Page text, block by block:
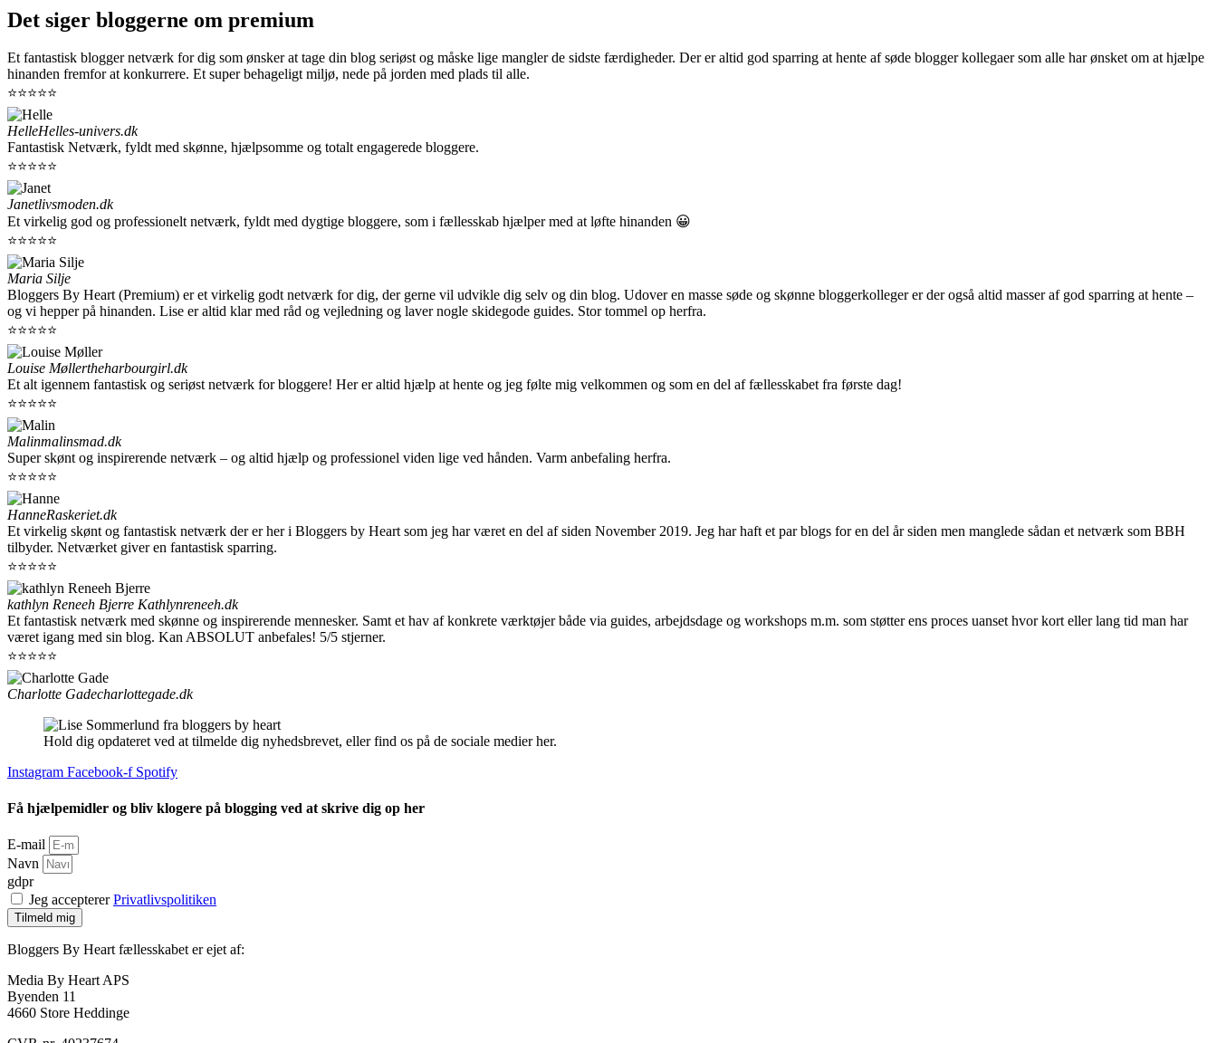
Det siger bloggerne om premium
Et fantastisk blogger netværk for dig som ønsker at tage din blog seriøst og måske lige mangler de sidste færdigheder. Der er altid god sparring at hente af søde blogger kollegaer som alle har ønsket om at hjælpe
hinanden fremfor at konkurrere. Et super behageligt miljø, nede på jorden med plads til alle.
⭐⭐⭐⭐⭐
HelleHelles-univers.dk
Fantastisk Netværk, fyldt med skønne, hjælpsomme og totalt engagerede bloggere.
⭐⭐⭐⭐⭐
Janetlivsmoden.dk
Et virkelig god og professionelt netværk, fyldt med dygtige bloggere, som i fællesskab hjælper med at løfte hinanden 😀
⭐⭐⭐⭐⭐
Maria Silje
Bloggers By Heart (Premium) er et virkelig godt netværk for dig, der gerne vil udvikle dig selv og din blog. Udover en masse søde og skønne bloggerkolleger er der også altid masser af god sparring at hente –
og vi hepper på hinanden. Lise er altid klar med råd og vejledning og laver nogle skidegode guides. Stor tommel op herfra.
⭐⭐⭐⭐⭐
Louise Møllertheharbourgirl.dk
Et alt igennem fantastisk og seriøst netværk for bloggere! Her er altid hjælp at hente og jeg følte mig velkommen og som en del af fællesskabet fra første dag!
⭐⭐⭐⭐⭐
Malinmalinsmad.dk
Super skønt og inspirerende netværk – og altid hjælp og professionel viden lige ved hånden. Varm anbefaling herfra.
⭐⭐⭐⭐⭐
HanneRaskeriet.dk
Et virkelig skønt og fantastisk netværk der er her i Bloggers by Heart som jeg har været en del af siden November 2019. Jeg har haft et par blogs for en del år siden men manglede sådan et netværk som BBH
tilbyder. Netværket giver en fantastisk sparring.
⭐⭐⭐⭐⭐
kathlyn Reneeh Bjerre Kathlynreneeh.dk
Et fantastisk netværk med skønne og inspirerende mennesker. Samt et hav af konkrete værktøjer både via guides, arbejdsdage og workshops m.m. som støtter ens proces uanset hvor kort eller lang tid man har
været igang med sin blog. Kan ABSOLUT anbefales! 5/5 stjerner.
⭐⭐⭐⭐⭐
Charlotte Gadecharlottegade.dk
Hold dig opdateret ved at tilmelde dig nyhedsbrevet, eller find os på de sociale medier her.
Instagram Facebook-f Spotify
Få hjælpemidler og bliv klogere på blogging ved at skrive dig op her
E-mail
Navn
gdpr
Jeg acceptererPrivatlivspolitiken
Tilmeld mig
Bloggers By Heart fællesskabet er ejet af:
Media By Heart APS
Byenden 11
4660 Store Heddinge